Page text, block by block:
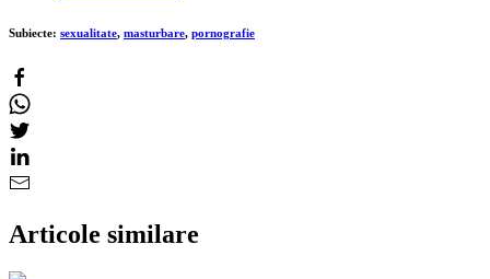
Subiecte: sexualitate, masturbare, pornografie
Articole similare